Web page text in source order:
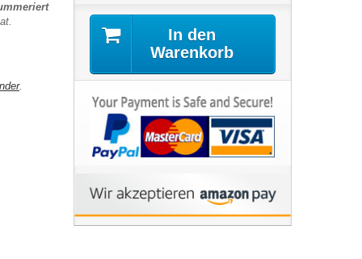
.
In den
Warenkorb